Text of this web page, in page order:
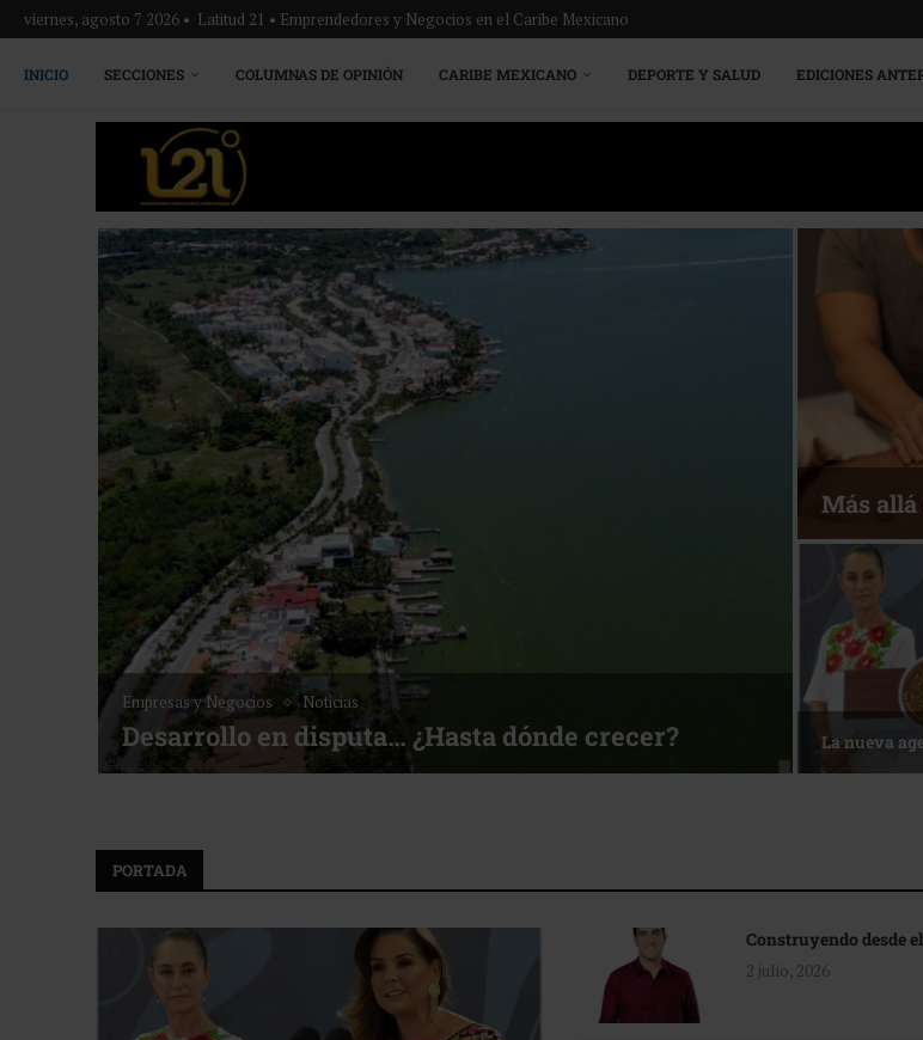
viernes, agosto 7 2026 • Latitud 21 • Emprendedores y Negocios en el Caribe Mexicano
INICIO SECCIONES COLUMNAS DE OPINIÓN CARIBE MEXICANO DEPORTE Y SALUD EDICIONES
Noticias
Bottega, un viaje servido a la mesa
Energía
PORTADA
Construyendo desde
2 julio, 2026